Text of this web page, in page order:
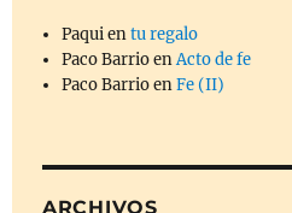
Paquientu regalo
Paco BarrioenActo de fe
Paco BarrioenFe (II)
ARCHIVOS